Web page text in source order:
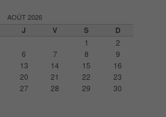
AOÛT 2026
J V S D
1
2
6 7 8
9
13 14 15
16
20 21 22
23
27 28 29
30